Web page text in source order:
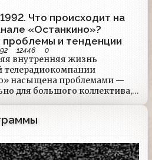
и рекламные структуры,
и государство.
периода многочисленных
парламентских дебатов и
зрители, наконец,
глазами увидят, как
телевидение.
Что происходит на
«Останкино»?
и тенденции
12446 0
внутренняя жизнь
телерадиокомпании
насыщена проблемами —
для большого коллектива,
телерадиокомпании,
обзоре
рассказывает об